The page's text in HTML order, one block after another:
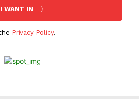
I WANT IN
Privacy Policy.